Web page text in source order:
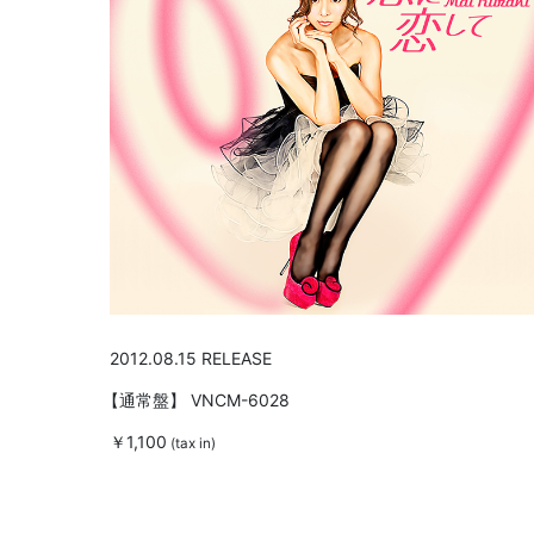
2012.08.15 RELEASE
【通常盤】 VNCM-6028
￥1,100 (tax in)